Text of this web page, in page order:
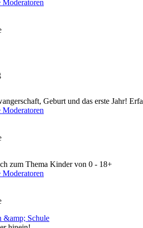
Moderatoren
Geburt und das erste Jahr!
Moderatoren
zum Thema Kinder von 0 - 18+
Moderatoren
&amp; Schule